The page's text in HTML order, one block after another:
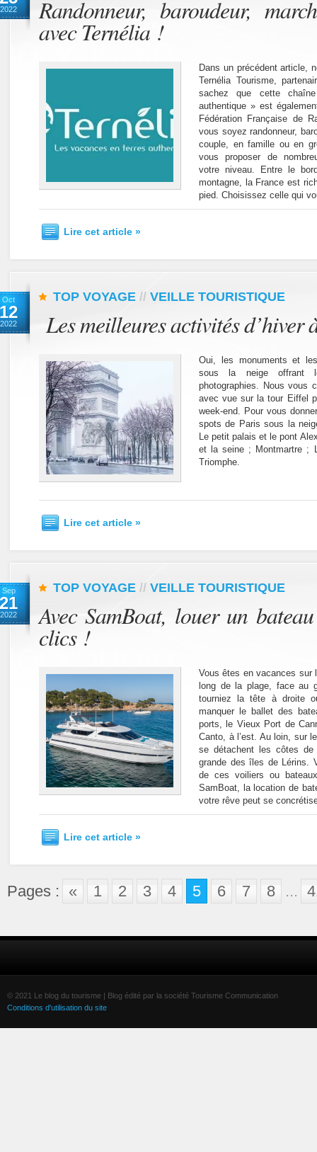
2022 Randonneur, baroudeur,
avec Ternélia !
Dans un précédent article,
Ternélia Tourisme,
sachez que cette
authentique » est
Fédération Française de
vous soyez randonneur,
couple, en famille ou en
vous proposer de
votre niveau. Entre le
montagne, la France est
pied. Choisissez celle qui
Lire cet article »
Oct
12
2022
TOP VOYAGE // VEILLE TOURISTIQUE
Les meilleures activités d’hiver
Oui, les monuments et
sous la neige offrant
photographies. Nous vous
avec vue sur la tour Eiffel
week-end. Pour vous
spots de Paris sous la
Le petit palais et le pont
et la seine ; Montmartre ;
Triomphe.
Lire cet article »
Sep
21
2022
TOP VOYAGE // VEILLE TOURISTIQUE
Avec SamBoat, louer un
clics !
Vous êtes en vacances sur
long de la plage, face au
tourniez la tête à droite
manquer le ballet des
ports, le Vieux Port de
Canto, à l’est. Au loin, sur
se détachent les côtes de
grande des îles de Lérins.
de ces voiliers ou
SamBoat, la location de
votre rêve peut se
Lire cet article »
Pages : « 1 2 3 4 5 6 7 8 ...
© 2021 Le blog du tourisme | Blog édité par la société Tourisme Communication
Conditions d'utilisation du site